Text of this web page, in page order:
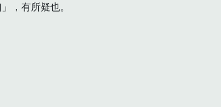
」，有所疑也。